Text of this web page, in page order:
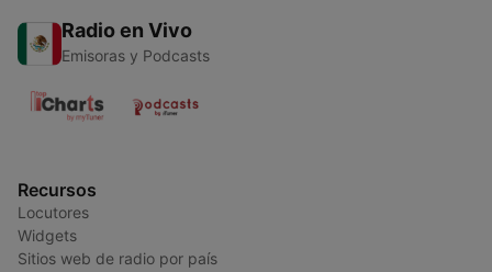
Radio en Vivo
Emisoras y Podcasts
Recursos
Locutores
Widgets
Sitios web de radio por país